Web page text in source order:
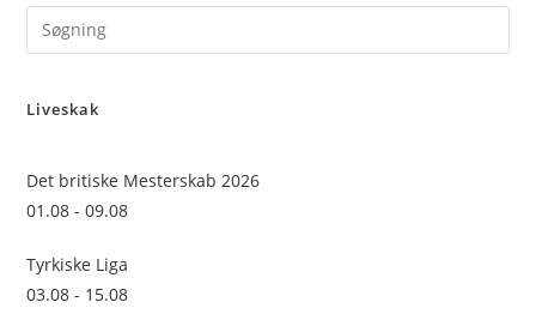
Liveskak
Det britiske Mesterskab 2026
01.08 - 09.08
Tyrkiske Liga
03.08 - 15.08